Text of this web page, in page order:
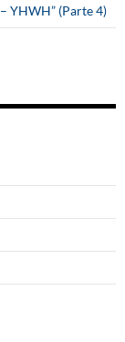
YAHWÉH es la Correcta Pronunciación de “יהוה – YHWH” (Parte 4)